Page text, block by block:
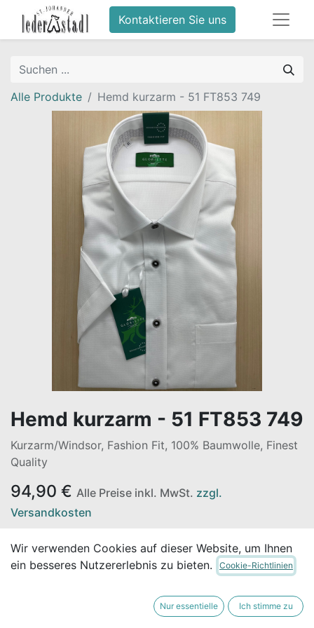
Kontaktieren Sie uns
Alle Produkte Hemd kurzarm - 51 FT853 749
Hemd kurzarm - 51 FT853 749
Kurzarm/Windsor, Fashion Fit, 100% Baumwolle, Finest
Quality
94,90 € Alle Preise inkl. MwSt. zzgl.
Versandkosten
GRÖSSE
Wir verwenden Cookies auf dieser Website, um Ihnen
ein besseres Nutzererlebnis zu bieten.
Cookie-Richtlinien
Nur essentielle Ich stimme zu